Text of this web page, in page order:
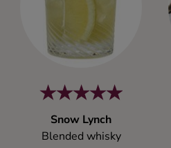
Snow Lynch
Blended whisky